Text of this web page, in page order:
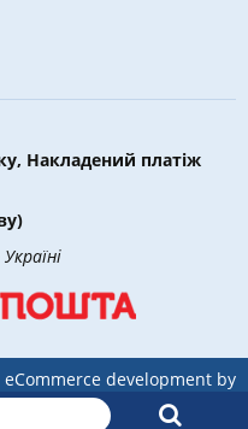
Накладений платіж
eCommerce development by